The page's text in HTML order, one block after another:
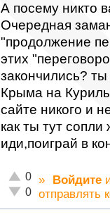
А посему никто
Очередная
"продолжение
этих
закончились?
Крыма на
сайте никого и
как ты тут
иди,поиграй в
Отлично!
0
Неадекватно!
0
» Войдите
отправлять